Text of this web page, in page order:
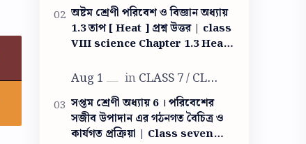
অষ্টম শ্রেণী পরিবেশ ও বিজ্ঞান অধ্যায়
1.3 তাপ [ Heat ] প্রশ্ন উত্তর | class
VIII science Chapter 1.3 Heat
সপ্তম শ্রেণী অধ্যায় 6 । পরিবেশের
সজীব উপাদান এর গঠনগত বৈচিত্র ও
কার্যগত প্রক্রিয়া | Class seven